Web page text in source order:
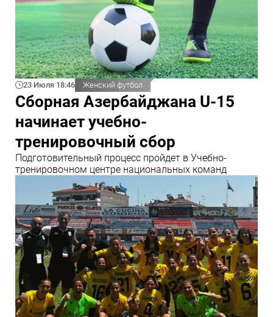
23 Июля 18:46 Женский футбол
Сборная Азербайджана U-15
начинает учебно-
тренировочный сбор
Подготовительный процесс пройдет в Учебно-
тренировочном центре национальных команд